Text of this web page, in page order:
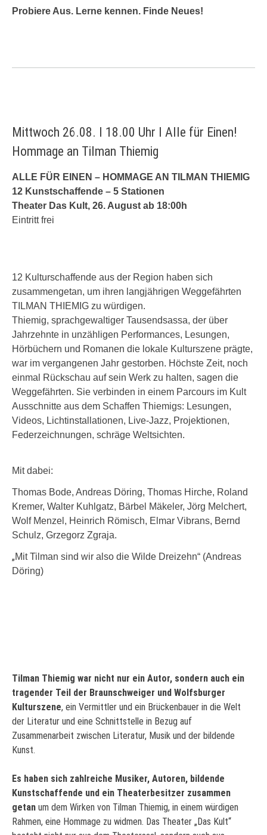
Probiere Aus. Lerne kennen. Finde Neues!
Mittwoch 26.08. I 18.00 Uhr I Alle für Einen!
Hommage an Tilman Thiemig
ALLE FÜR EINEN – HOMMAGE AN TILMAN THIEMIG
12 Kunstschaffende – 5 Stationen
Theater Das Kult, 26. August ab 18:00h
Eintritt frei
12 Kulturschaffende aus der Region haben sich
zusammengetan, um ihren langjährigen Weggefährten
TILMAN THIEMIG zu würdigen.
Thiemig, sprachgewaltiger Tausendsassa, der über
Jahrzehnte in unzähligen Performances, Lesungen,
Hörbüchern und Romanen die lokale Kulturszene prägte,
war im vergangenen Jahr gestorben. Höchste Zeit, noch
einmal Rückschau auf sein Werk zu halten, sagen die
Weggefährten. Sie verbinden in einem Parcours im Kult
Ausschnitte aus dem Schaffen Thiemigs: Lesungen,
Videos, Lichtinstallationen, Live-Jazz, Projektionen,
Federzeichnungen, schräge Weltsichten.
Mit dabei:
Thomas Bode, Andreas Döring, Thomas Hirche, Roland
Kremer, Walter Kuhlgatz, Bärbel Mäkeler, Jörg Melchert,
Wolf Menzel, Heinrich Römisch, Elmar Vibrans, Bernd
Schulz, Grzegorz Zgraja.
„Mit Tilman sind wir also die Wilde Dreizehn“ (Andreas
Döring)
Tilman Thiemig war nicht nur ein Autor, sondern auch ein
tragender Teil der Braunschweiger und Wolfsburger
Kulturszene, ein Vermittler und ein Brückenbauer in die Welt
der Literatur und eine Schnittstelle in Bezug auf
Zusammenarbeit zwischen Literatur, Musik und der bildende
Kunst.
Es haben sich zahlreiche Musiker, Autoren, bildende
Kunstschaffende und ein Theaterbesitzer zusammen
getan um dem Wirken von Tilman Thiemig, in einem würdigen
Rahmen, eine Hommage zu widmen. Das Theater „Das Kult“